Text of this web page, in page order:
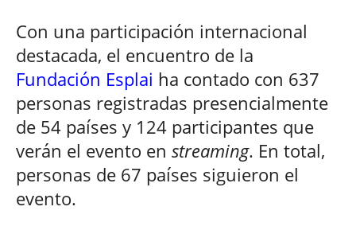
Con una participación internacional
destacada, el encuentro de la
Fundación Esplai ha contado con 637
personas registradas presencialmente
de 54 países y 124 participantes que
verán el evento en streaming. En total,
personas de 67 países siguieron el
evento.